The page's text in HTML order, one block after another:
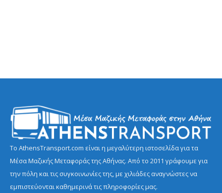
Το AthensTransport.com είναι η μεγαλύτερη ιστοσελίδα για τα
Μέσα Μαζικής Μεταφοράς της Αθήνας. Από το 2011 γράφουμε για
την πόλη και τις συγκοινωνίες της, με χιλιάδες αναγνώστες να
εμπιστεύονται καθημερινά τις πληροφορίες μας.